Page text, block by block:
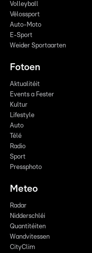
Volleyball
Vëlossport
Auto-Moto
E-Sport
Weider Sportaarten
Fotoen
Aktualitéit
Events a Fester
Kultur
Lifestyle
Auto
Télé
Radio
Sport
Pressphoto
Meteo
Radar
Nidderschléi
Quantitéiten
Wandvitessen
CityClim